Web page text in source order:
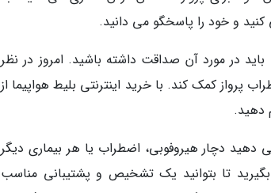
و خود را پاسخگو می دانید.
در مورد آن صداقت داشته باشید. امروز در نظر
کمک کند. با خرید اینترنتی بلیط هواپیما از
دهید.
دچار هیروفوبی، اضطراب یا هر بیماری دیگر
تا بتوانید یک تشخیص و پشتیبانی مناسب